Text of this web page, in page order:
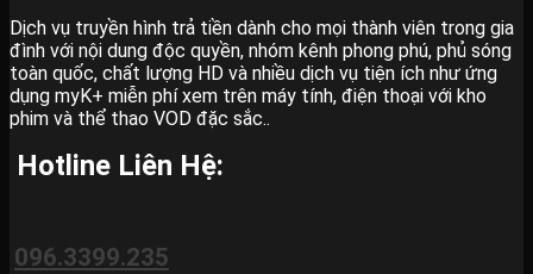
Dịch vụ truyền hình trả tiền dành cho mọi thành viên trong gia
đình với nội dung độc quyền, nhóm kênh phong phú, phủ sóng
toàn quốc, chất lượng HD và nhiều dịch vụ tiện ích như ứng
dụng myK+ miễn phí xem trên máy tính, điện thoại với kho
phim và thể thao VOD đặc sắc..
Hotline Liên Hệ:
096.3399.235